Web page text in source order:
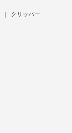
クリッパー